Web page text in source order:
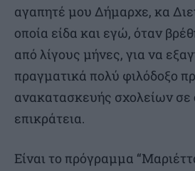
αγαπητέ μου Δήμαρχε, κα
οποία είδα και εγώ, όταν
από λίγους μήνες, για να
πραγματικά πολύ φιλόδοξο
ανακατασκευής σχολείων σε
επικράτεια.
Είναι το πρόγραμμα